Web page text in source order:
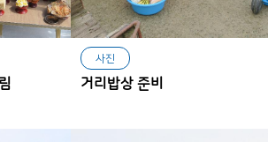
사진
거리밥상 준비